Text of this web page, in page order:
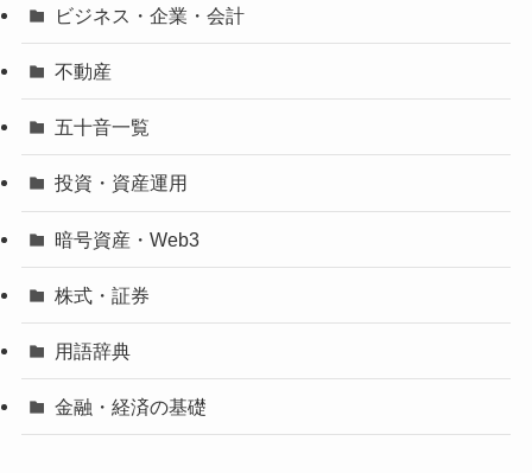
ビジネス・企業・会計
不動産
五十音一覧
投資・資産運用
暗号資産・Web3
株式・証券
用語辞典
金融・経済の基礎